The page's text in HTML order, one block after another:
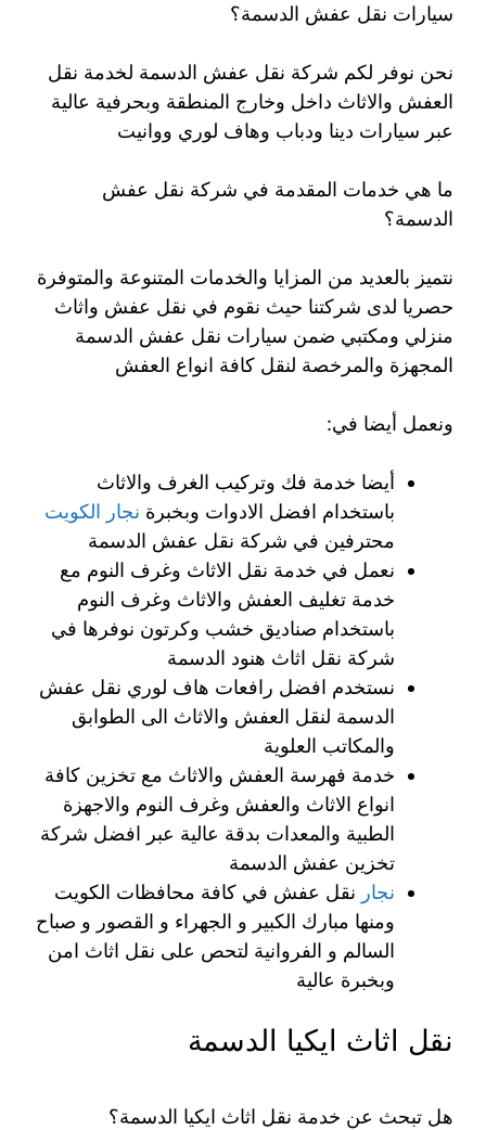
سيارات نقل عفش الدسمة؟
نحن نوفر لكم شركة نقل عفش الدسمة لخدمة نقل
العفش والاثاث داخل وخارج المنطقة وبحرفية عالية
عبر سيارات دينا ودباب وهاف لوري ووانيت
ما هي خدمات المقدمة في شركة نقل عفش
الدسمة؟
نتميز بالعديد من المزايا والخدمات المتنوعة والمتوفرة
حصريا لدى شركتنا حيث نقوم في نقل عفش واثاث
منزلي ومكتبي ضمن سيارات نقل عفش الدسمة
المجهزة والمرخصة لنقل كافة انواع العفش
ونعمل أيضا في:
أيضا خدمة فك وتركيب الغرف والاثاث
باستخدام افضل الادوات وبخبرة نجار الكويت
محترفين في شركة نقل عفش الدسمة
نعمل في خدمة نقل الاثاث وغرف النوم مع
خدمة تغليف العفش والاثاث وغرف النوم
باستخدام صناديق خشب وكرتون نوفرها في
شركة نقل اثاث هنود الدسمة
نستخدم افضل رافعات هاف لوري نقل عفش
الدسمة لنقل العفش والاثاث الى الطوابق
والمكاتب العلوية
خدمة فهرسة العفش والاثاث مع تخزين كافة
انواع الاثاث والعفش وغرف النوم والاجهزة
الطبية والمعدات بدقة عالية عبر افضل شركة
تخزين عفش الدسمة
نجار نقل عفش في كافة محافظات الكويت
ومنها مبارك الكبير و الجهراء و القصور و صباح
السالم و الفروانية لتحص على نقل اثاث امن
وبخبرة عالية
نقل اثاث ايكيا الدسمة
هل تبحث عن خدمة نقل اثاث ايكيا الدسمة؟